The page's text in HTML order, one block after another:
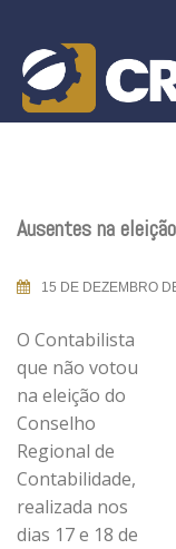
content
Ausentes na
15 DE DEZEMBRO
O Contabilista
que não votou
na eleição do
Conselho
Regional de
Contabilidade,
realizada nos
dias 17 e 18 de